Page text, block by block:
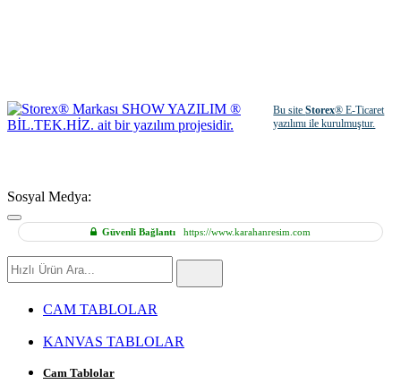
Bu siteStorex® E-Ticaret
yazılımı ile kurulmuştur.
Sosyal Medya:
Güvenli Bağlantı https://www.karahanresim.com
Hızlı
Ürün
CAM TABLOLAR
KANVAS TABLOLAR
Cam Tablolar